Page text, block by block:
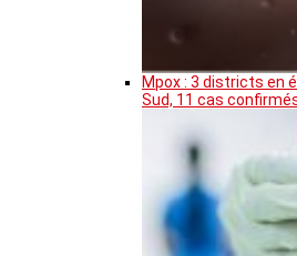
Mpox : 3 districts en
Sud, 11 cas